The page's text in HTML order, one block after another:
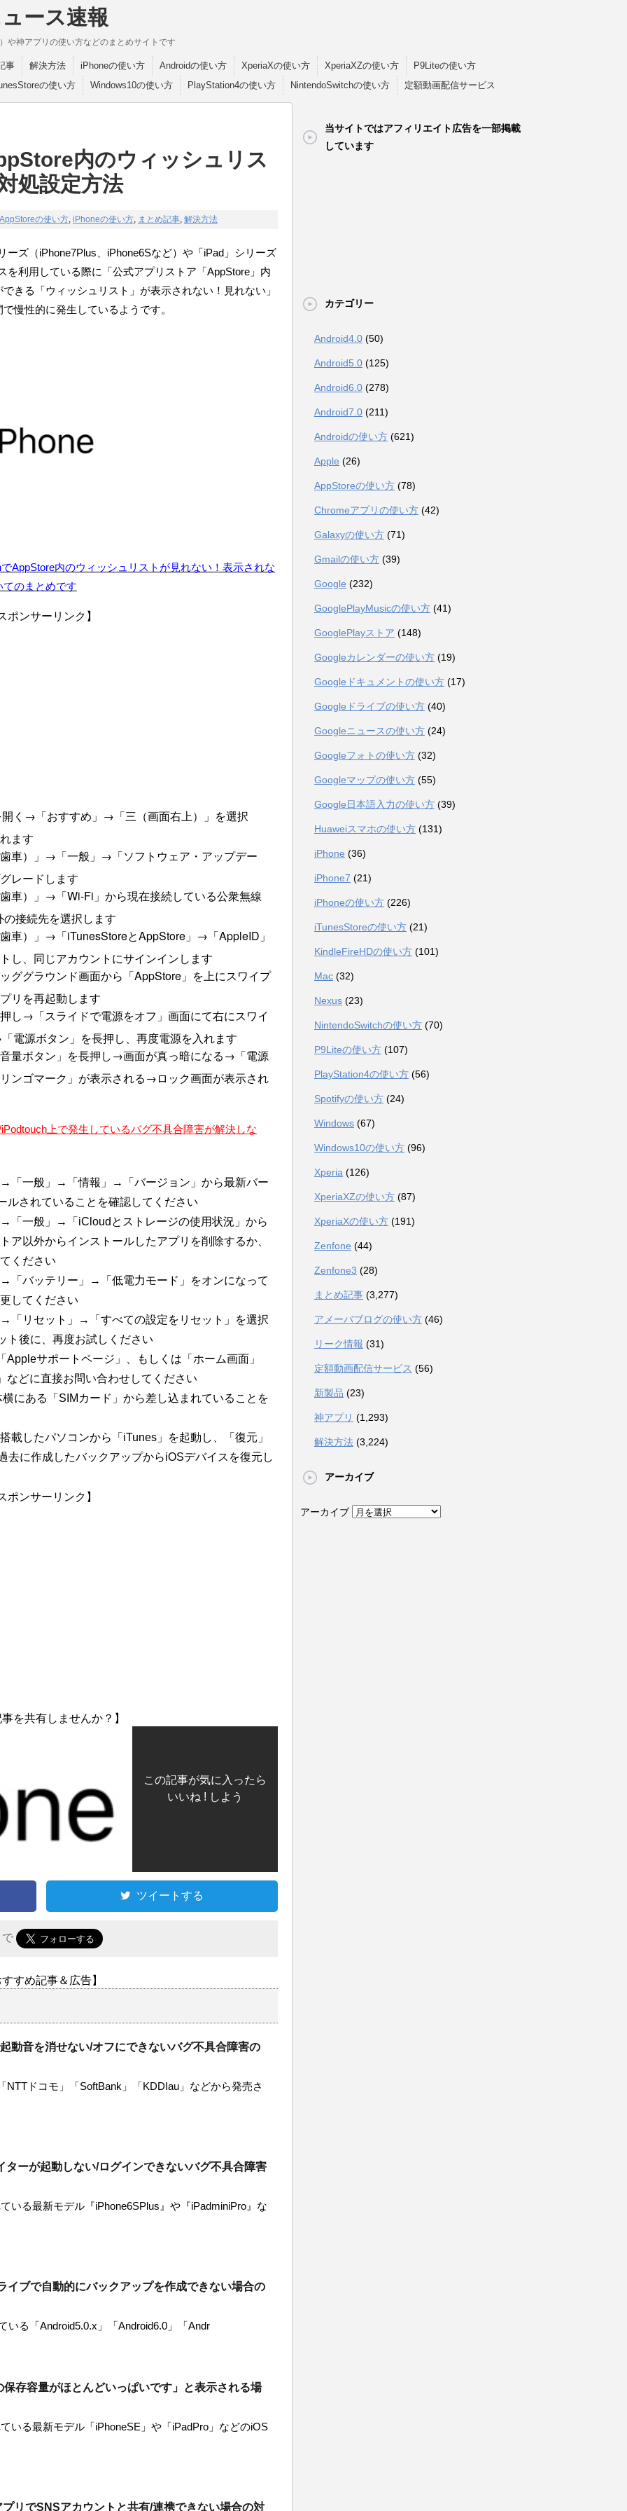
ース速報
や神アプリの使い方などのまとめサイトです
事 解決方法 iPhoneの使い方 Androidの使い方 XperiaXの使い方 XperiaXZの使い方
P9Liteの使い方
の使い方
Windows10の使い方 PlayStation4の使い方 NintendoSwitchの使い方 定額動画配信サービス
内のウィッシュリス
処設定方法
AppStoreの使い方, iPhoneの使い方, まとめ記事, 解決方法
ズ（iPhone7Plus、iPhone6Sなど）や「iPad」シリーズ
を利用している際に「公式アプリストア「AppStore」内
きる「ウィッシュリスト」が表示されない！見れない」
慢性的に発生しているようです。
AppStore内のウィッシュリストが見れない！表示されな
のまとめです
ポンサーリンク】
く→「おすすめ」→「三（画面右上）」を選択
ます
車）」→「一般」→「ソフトウェア・アップデー
レードします
車）」→「Wi-Fi」から現在接続している公衆無線
接続先を選択します
車）」→「iTunesStoreとAppStore」→「AppleID」
し、同じアカウントにサインインします
ググラウンド画面から「AppStore」を上にスワイプ
リを再起動します
し→「スライドで電源をオフ」画面にて右にスワイ
電源ボタン」を長押し、再度電源を入れます
量ボタン」を長押し→画面が真っ暗になる→「電源
ンゴマーク」が表示される→ロック画面が表示され
上で発生しているバグ不具合障害が解決しな
「一般」→「情報」→「バージョン」から最新バー
ルされていることを確認してください
「一般」→「 iCloud とストレージの使用状況」から
ア以外からインストールしたアプリを削除するか、
ください
「バッテリー」→「低電力モード」をオンになって
してください
「リセット」→「すべての設定をリセット」を選択
ト後に、再度お試しください
Appleサポートページ」、もしくは「ホーム画面」
などに直接お問い合わせしてください
にある「SIMカード」から差し込まれていることを
載したパソコンから「 iTunes 」を起動し、「復元」
去に作成したバックアップからiOSデバイスを復元し
ポンサーリンク】
を共有しませんか？】
この記事が気に入ったら
いいね ! しよう
ツイートする
で
すめ記事＆広告】
動音を消せない/オフにできないバグ不具合障害の
ドコモ」「SoftBank」「KDDIau」などから発売さ
ターが起動しない/ログインできないバグ不具合障害
る最新モデル『iPhone6SPlus』や『iPadminiPro』な
イブで自動的にバックアップを作成できない場合の
る「Android5.0.x」「Android6.0」「Andr
存容量がほとんどいっぱいです」と表示される場
る最新モデル「iPhoneSE」や「iPadPro」などのiOS
リでSNSアカウントと共有/連携できない場合の対
当サイトではアフィリエイト広告を一部掲載
しています
カテゴリー
Android4.0 (50)
Android5.0 (125)
Android6.0 (278)
Android7.0 (211)
Androidの使い方 (621)
Apple (26)
AppStoreの使い方 (78)
Chromeアプリの使い方 (42)
Galaxyの使い方 (71)
Gmailの使い方 (39)
Google (232)
GooglePlayMusicの使い方 (41)
GooglePlayストア (148)
Googleカレンダーの使い方 (19)
Googleドキュメントの使い方 (17)
Googleドライブの使い方 (40)
Googleニュースの使い方 (24)
Googleフォトの使い方 (32)
Googleマップの使い方 (55)
Google日本語入力の使い方 (39)
Huaweiスマホの使い方 (131)
iPhone (36)
iPhone7 (21)
iPhoneの使い方 (226)
iTunesStoreの使い方 (21)
KindleFireHDの使い方 (101)
Mac (32)
Nexus (23)
NintendoSwitchの使い方 (70)
P9Liteの使い方 (107)
PlayStation4の使い方 (56)
Spotifyの使い方 (24)
Windows (67)
Windows10の使い方 (96)
Xperia (126)
XperiaXZの使い方 (87)
XperiaXの使い方 (191)
Zenfone (44)
Zenfone3 (28)
まとめ記事 (3,277)
アメーバブログの使い方 (46)
リーク情報 (31)
定額動画配信サービス (56)
新製品 (23)
神アプリ (1,293)
解決方法 (3,224)
アーカイブ
アーカイブ